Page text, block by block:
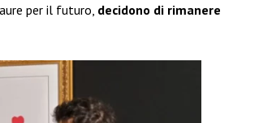
per il futuro, decidono di rimanere